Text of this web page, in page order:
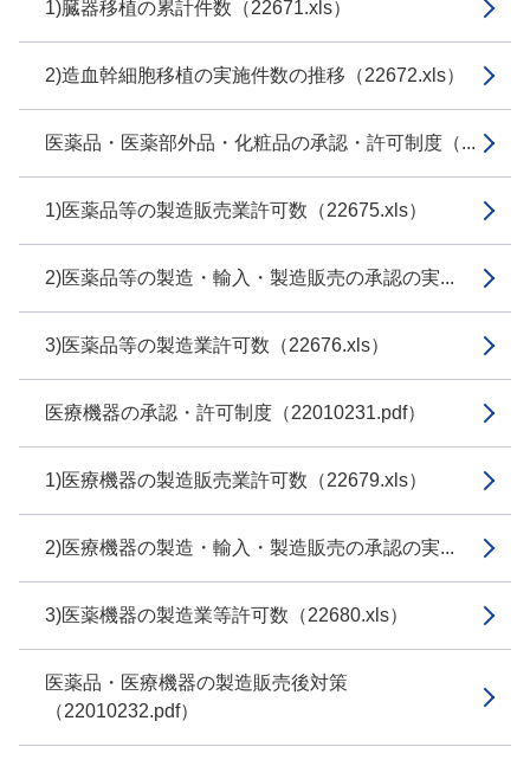
1)臓器移植の累計件数（22671.xls）
2)造血幹細胞移植の実施件数の推移（22672.xls）
医薬品・医薬部外品・化粧品の承認・許可制度（...
1)医薬品等の製造販売業許可数（22675.xls）
2)医薬品等の製造・輸入・製造販売の承認の実...
3)医薬品等の製造業許可数（22676.xls）
医療機器の承認・許可制度（22010231.pdf）
1)医療機器の製造販売業許可数（22679.xls）
2)医療機器の製造・輸入・製造販売の承認の実...
3)医薬機器の製造業等許可数（22680.xls）
医薬品・医療機器の製造販売後対策
（22010232.pdf）